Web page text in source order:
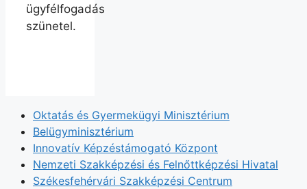
ügyfélfogadás
szünetel.
Oktatás és Gyermekügyi Minisztérium
Belügyminisztérium
Innovatív Képzéstámogató Központ
Nemzeti Szakképzési és Felnőttképzési Hivatal
Székesfehérvári Szakképzési Centrum